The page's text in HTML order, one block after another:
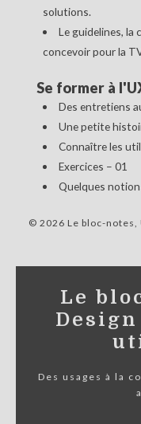
solutions.
Le guidelines, la
concevoir pour la
Se former à
Des entretiens
Une petite
Connaître les
Exercices – 01
Quelques
© 2026 Le bloc-
Le
Des usages à la